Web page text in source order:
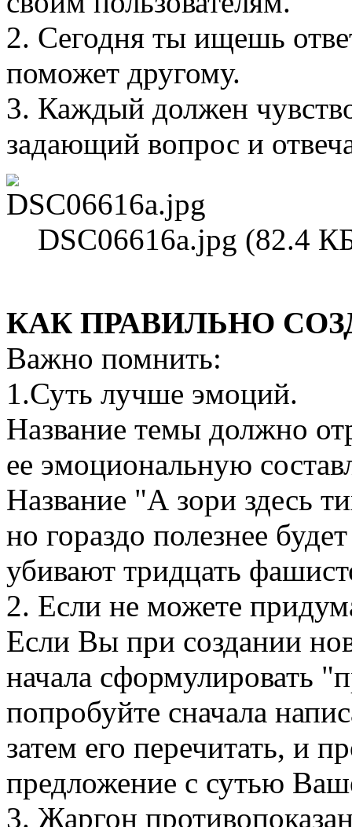
2. Сегодня ты ищешь
поможет другому.
3. Каждый должен
задающий вопрос и
DSC06616a.jpg (82.4
КАК ПРАВИЛЬНО
Важно помнить:
1.Суть лучше эмоций.
Название темы должно
ее эмоциональную
Название "А зори здесь
но гораздо полезнее
убивают тридцать
2. Если не можете
Если Вы при создании
начала сформулировать
попробуйте сначала
затем его перечитать, и
предложение с сутью
3. Жаргон